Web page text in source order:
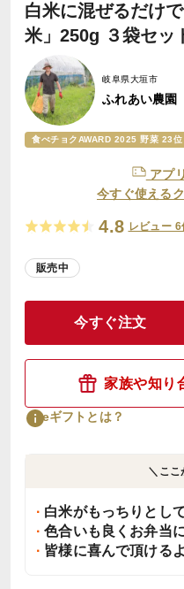
白米に混ぜるだけ
米」250g ３袋セッ
岐阜県大垣市
ふれあい農園
食べチョクAWARD 2025 野菜 23位
アプ
今すぐ使える
4.8 レビュー 6
販売中
今すぐ注文
家族や知り
eギフトとは？
＼ここ
白米がもっちりとし
色合いも良くお弁当
皆様に喜んで頂ける